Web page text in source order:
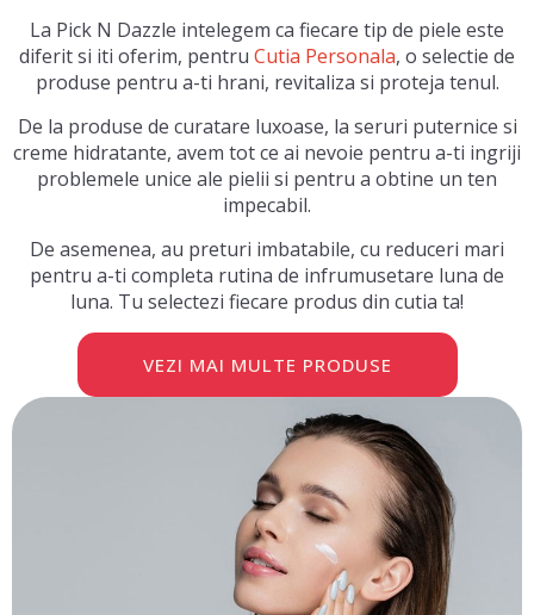
La Pick N Dazzle intelegem ca fiecare tip de piele este
diferit si iti oferim, pentru Cutia Personala, o selectie de
produse pentru a-ti hrani, revitaliza si proteja tenul.
De la produse de curatare luxoase, la seruri puternice si
creme hidratante, avem tot ce ai nevoie pentru a-ti ingriji
problemele unice ale pielii si pentru a obtine un ten
impecabil.
De asemenea, au preturi imbatabile, cu reduceri mari
pentru a-ti completa rutina de infrumusetare luna de
luna. Tu selectezi fiecare produs din cutia ta!
VEZI MAI MULTE PRODUSE